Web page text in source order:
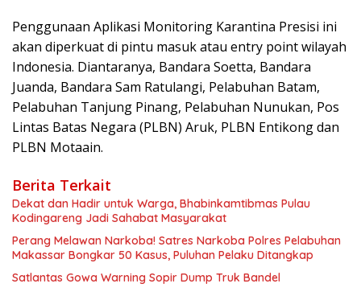
Penggunaan Aplikasi Monitoring Karantina Presisi ini
akan diperkuat di pintu masuk atau entry point wilayah
Indonesia. Diantaranya, Bandara Soetta, Bandara
Juanda, Bandara Sam Ratulangi, Pelabuhan Batam,
Pelabuhan Tanjung Pinang, Pelabuhan Nunukan, Pos
Lintas Batas Negara (PLBN) Aruk, PLBN Entikong dan
PLBN Motaain.
Berita Terkait
Dekat dan Hadir untuk Warga, Bhabinkamtibmas Pulau
Kodingareng Jadi Sahabat Masyarakat
Perang Melawan Narkoba! Satres Narkoba Polres Pelabuhan
Makassar Bongkar 50 Kasus, Puluhan Pelaku Ditangkap
Satlantas Gowa Warning Sopir Dump Truk Bandel